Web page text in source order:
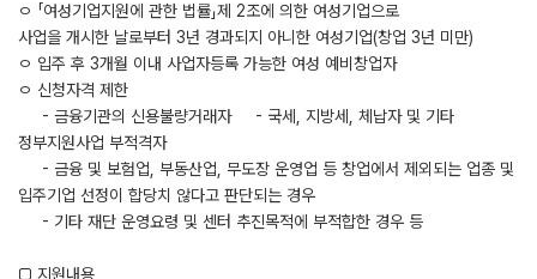
ㅇ 「여성기업지원에 관한 법률」제 2조에 의한 여성기업으로
사업을 개시한 날로부터 3년 경과되지 아니한 여성기업(창업 3년 미만)
ㅇ 입주 후 3개월 이내 사업자등록 가능한 여성 예비창업자
ㅇ 신청자격 제한
- 금융기관의 신용불량거래자 - 국세, 지방세, 체납자 및 기타
정부지원사업 부적격자
- 금융 및 보험업, 부동산업, 무도장 운영업 등 창업에서 제외되는 업종 및
입주기업 선정이 합당치 않다고 판단되는 경우
- 기타 재단 운영요령 및 센터 추진목적에 부적합한 경우 등
□ 지원내용